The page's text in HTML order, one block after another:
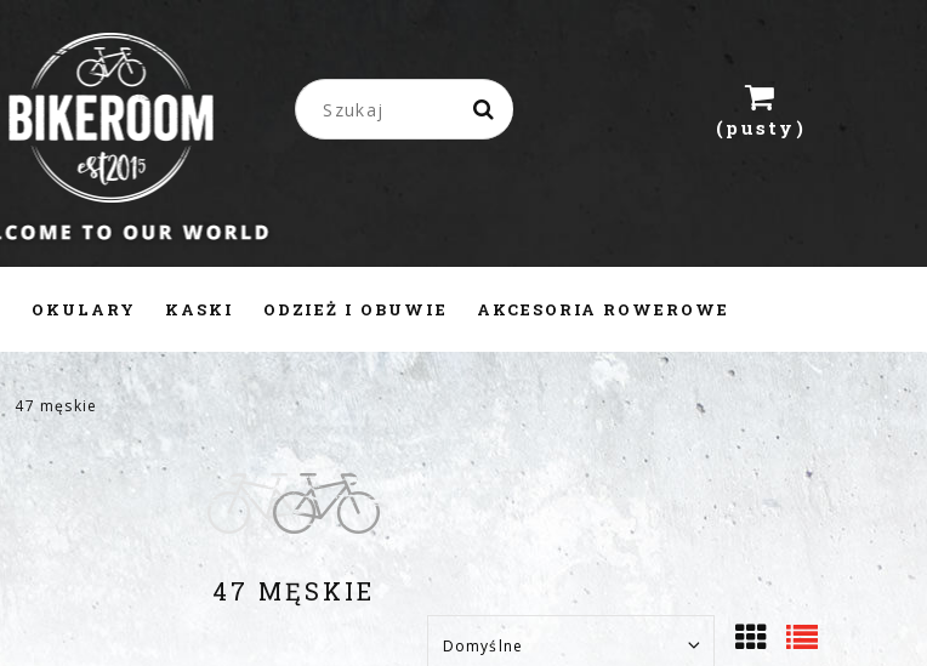
(pusty)
OKULARY KASKI ODZIEŻ I OBUWIE AKCESORIA ROWEROWE
47 męskie
47 MĘSKIE